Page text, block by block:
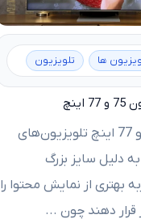
ها تلویزیون
تلویزیون 75 و 77 اینچ تلویزیون‌های
به دلیل سایز بزرگ
بهتری از نمایش محتوا را
قرار دهند چون ...